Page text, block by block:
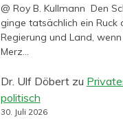
@ Roy B. Kullmann Den
ginge tatsächlich ein Ruck
Regierung und Land,
Merz…
Dr. Ulf Döbertzu
politisch
30. Juli 2026